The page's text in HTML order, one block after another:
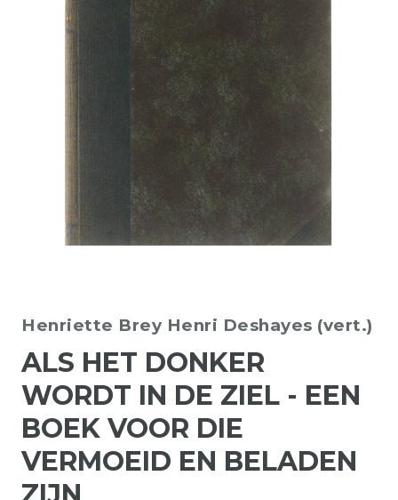
Henriette Brey Henri Deshayes (vert.)
ALS HET DONKER
WORDT IN DE ZIEL - EEN
BOEK VOOR DIE
VERMOEID EN BELADEN